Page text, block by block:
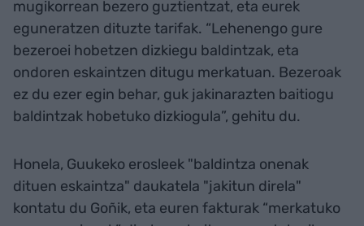
mugikorrean bezero guztientzat, eta eurek
eguneratzen dituzte tarifak. “Lehenengo gure
bezeroei hobetzen dizkiegu baldintzak, eta
ondoren eskaintzen ditugu merkatuan. Bezeroak
ez du ezer egin behar, guk jakinarazten baitiogu
baldintzak hobetuko dizkiogula”, gehitu du.
Honela, Guukeko erosleek "baldintza onenak
dituen eskaintza" daukatela "jakitun direla"
kontatu du Goñik, eta euren fakturak “merkatuko